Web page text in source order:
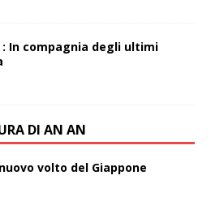
In compagnia degli ultimi
DI AN AN
volto del Giappone